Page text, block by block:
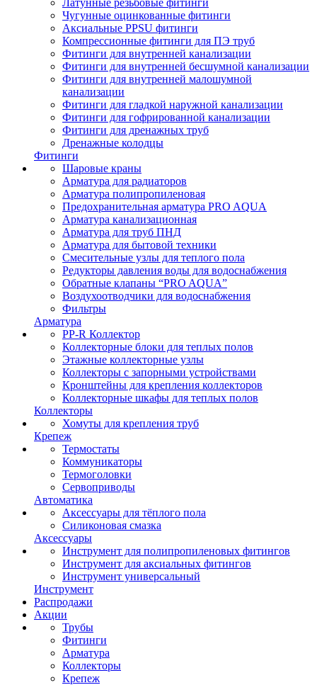
Латунные резьбовые фитинги
Чугунные оцинкованные фитинги
Аксиальные PPSU фитинги
Компрессионные фитинги для ПЭ труб
Фитинги для внутренней канализации
Фитинги для внутренней бесшумной канализации
Фитинги для внутренней малошумной
канализации
Фитинги для гладкой наружной канализации
Фитинги для гофрированной канализации
Фитинги для дренажных труб
Дренажные колодцы
Фитинги
Шаровые краны
Арматура для радиаторов
Арматура полипропиленовая
Предохранительная арматура PRO AQUA
Арматура канализационная
Арматура для труб ПНД
Арматура для бытовой техники
Смесительные узлы для теплого пола
Редукторы давления воды для водоснабжения
Обратные клапаны “PRO AQUA”
Воздухоотводчики для водоснабжения
Фильтры
Арматура
PP-R Коллектор
Коллекторные блоки для теплых полов
Этажные коллекторные узлы
Коллекторы с запорными устройствами
Кронштейны для крепления коллекторов
Коллекторные шкафы для теплых полов
Коллекторы
Хомуты для крепления труб
Крепеж
Термостаты
Коммуникаторы
Термоголовки
Сервоприводы
Автоматика
Аксессуары для тёплого пола
Силиконовая смазка
Аксессуары
Инструмент для полипропиленовых фитингов
Инструмент для аксиальных фитингов
Инструмент универсальный
Инструмент
Распродажи
Акции
Трубы
Фитинги
Арматура
Коллекторы
Крепеж